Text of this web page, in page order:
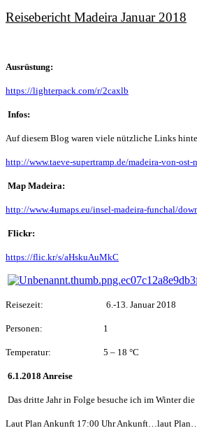
Reisebericht Madeira Januar 2018
Ausrüstung:
https://lighterpack.com/r/2caxlb
Infos:
Auf diesem Blog waren viele nützliche Links
http://www.taeve-supertramp.de/madeira-von-ost-
Map Madeira:
http://www.4umaps.eu/insel-madeira-funchal/
Flickr:
https://flic.kr/s/aHskuAuMkC
Reisezeit: 6.-13. Januar 2018
Personen: 1
Temperatur: 5 – 18 °C
6.1.2018 Anreise
Das dritte Jahr in Folge besuche ich im Winter
Laut Plan Ankunft 17:00 Uhr Ankunft…laut